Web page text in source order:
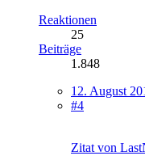
Reaktionen
25
Beiträge
1.848
12. August
#4
Zitat von